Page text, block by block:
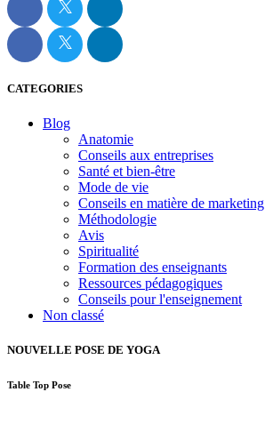
CATEGORIES
Blog
Anatomie
Conseils aux entreprises
Santé et bien-être
Mode de vie
Conseils en matière de marketing
Méthodologie
Avis
Spiritualité
Formation des enseignants
Ressources pédagogiques
Conseils pour l'enseignement
Non classé
NOUVELLE POSE DE YOGA
Table Top Pose